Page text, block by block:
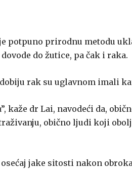
potpuno prirodnu metodu
do žutice, pa čak i raka.
rak su uglavnom imali
kaže dr Lai, navodeći da,
obično ljudi koji
jake sitosti nakon